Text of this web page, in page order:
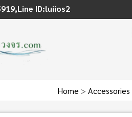
ID:luiios2
Home > Accessories